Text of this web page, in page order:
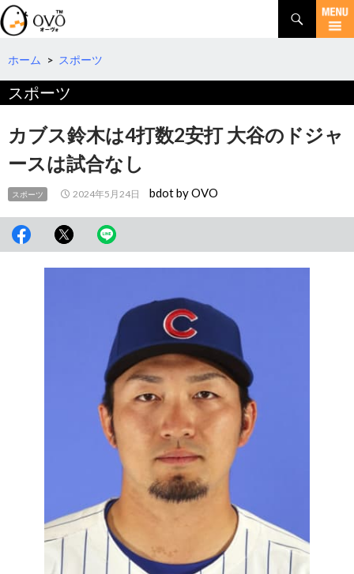
検
索
コ
テ
へ
動
ホーム > スポーツ
スポーツ
カブス鈴木は4打数2安打 大谷のドジャ
ースは試合なし
スポーツ 2024年5月24日 bdot by OVO